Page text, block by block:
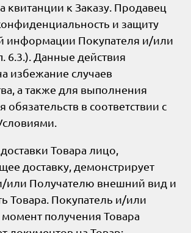
квитанции к Заказу. Продавец
и защиту
информации Покупателя и/или
6.3.). Данные действия
избежание случаев
а также для выполнения
обязательств в соответствии с
Товара лицо,
доставку, демонстрирует
или Получателю внешний вид и
Товара. Покупатель и/или
получения Товара